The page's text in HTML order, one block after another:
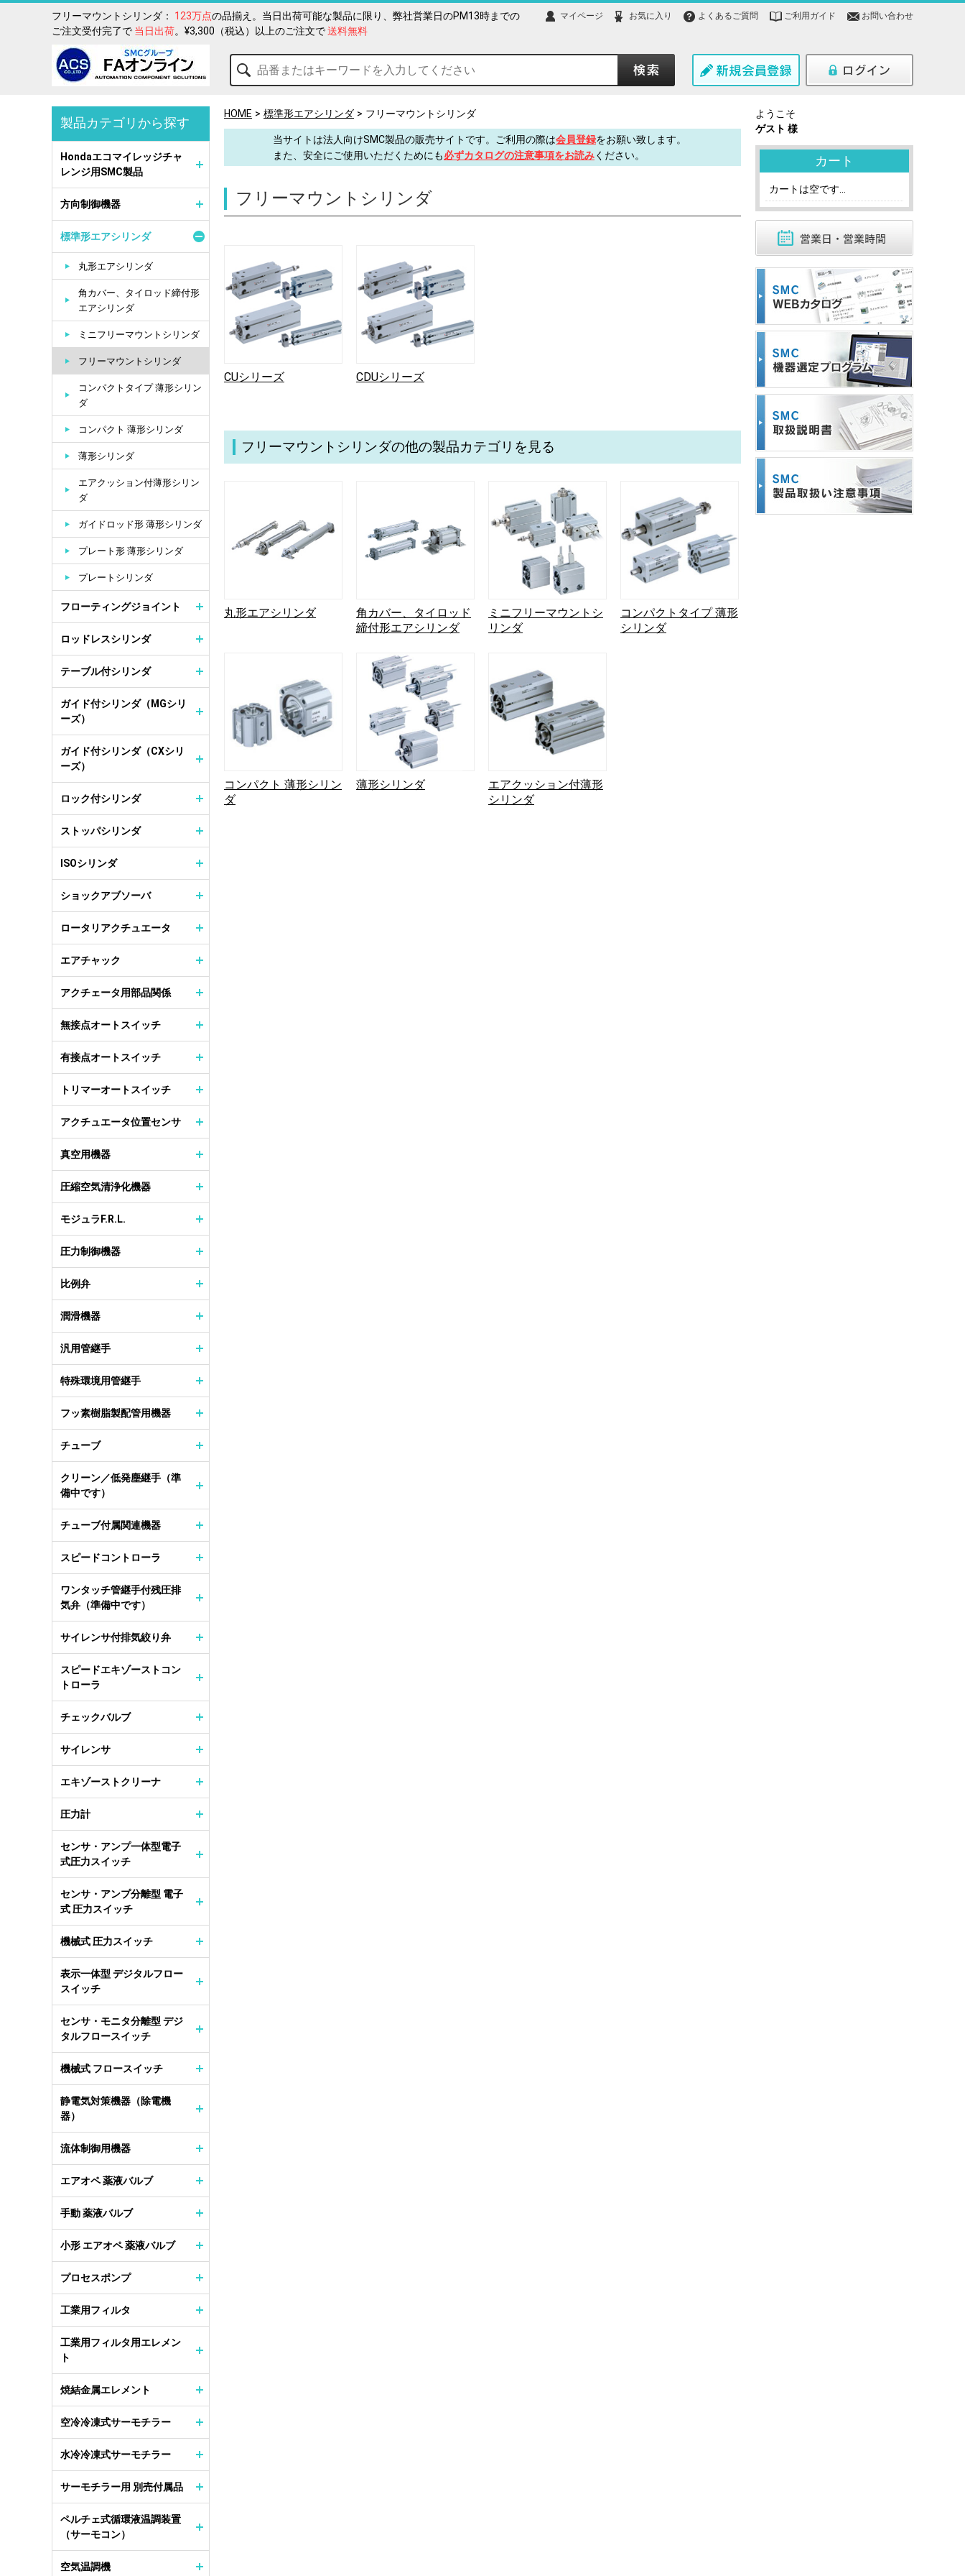
フリーマウントシリンダ： 123万点の品揃え。当日出荷可能な製品に限り、弊社営業日のPM13時までの
ご注文受付完了で 当日出荷。¥3,300（税込）以上のご注文で送料無料
マイページ お気に入り よくあるご質問 ご利用ガイド お問い合わせ
HOME 標準形エアシリンダ フリーマウントシリンダ
当サイトは法人向けSMC製品の販売サイトです。ご利用の際は会員登録をお願い致します。
また、安全にご使用いただくためにも必ずカタログの注意事項をお読みください。
フリーマウントシリンダ
CUシリーズ CDUシリーズ
フリーマウントシリンダの他の製品カテゴリを見る
丸形エアシリンダ
角カバー、タイロッド
締付形エアシリンダ
ミニフリーマウントシ
リンダ
コンパクトタイプ 薄形
シリンダ
コンパクト 薄形シリン
ダ
薄形シリンダ
エアクッション付薄形
シリンダ
製品カテゴリから探す
Hondaエコマイレッジチャ
レンジ用SMC製品
方向制御機器
標準形エアシリンダ
丸形エアシリンダ
角カバー、タイロッド締付形
エアシリンダ
ミニフリーマウントシリンダ
フリーマウントシリンダ
コンパクトタイプ 薄形シリン
ダ
コンパクト 薄形シリンダ
薄形シリンダ
エアクッション付薄形シリン
ダ
ガイドロッド形 薄形シリンダ
プレート形 薄形シリンダ
プレートシリンダ
フローティングジョイント
ロッドレスシリンダ
テーブル付シリンダ
ガイド付シリンダ（MGシリ
ーズ）
ガイド付シリンダ（CXシリ
ーズ）
ロック付シリンダ
ストッパシリンダ
ISOシリンダ
ショックアブソーバ
ロータリアクチュエータ
エアチャック
アクチェータ用部品関係
無接点オートスイッチ
有接点オートスイッチ
トリマーオートスイッチ
アクチュエータ位置センサ
真空用機器
圧縮空気清浄化機器
モジュラF.R.L.
圧力制御機器
比例弁
潤滑機器
汎用管継手
特殊環境用管継手
フッ素樹脂製配管用機器
チューブ
クリーン／低発塵継手（準
備中です）
チューブ付属関連機器
スピードコントローラ
ワンタッチ管継手付残圧排
気弁（準備中です）
サイレンサ付排気絞り弁
スピードエキゾーストコン
トローラ
チェックバルブ
サイレンサ
エキゾーストクリーナ
圧力計
センサ・アンプ一体型電子
式圧力スイッチ
センサ・アンプ分離型 電子
式 圧力スイッチ
機械式 圧力スイッチ
表示一体型 デジタルフロー
スイッチ
センサ・モニタ分離型 デジ
タルフロースイッチ
機械式 フロースイッチ
静電気対策機器（除電機
器）
流体制御用機器
エアオペ 薬液バルブ
手動 薬液バルブ
小形 エアオペ 薬液バルブ
プロセスポンプ
工業用フィルタ
工業用フィルタ用エレメン
ト
焼結金属エレメント
空冷冷凍式サーモチラー
水冷冷凍式サーモチラー
サーモチラー用 別売付属品
ペルチェ式循環液温調装置
（サーモコン）
空気温調機
ようこそ
ゲスト 様
カート
カートは空です...